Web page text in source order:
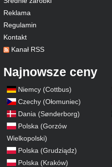
Reklama
Regulamin
Kontakt
Kanał RSS
Najnowsze ceny
Niemcy (Cottbus)
Czechy (Ołomuniec)
Dania (Sønderborg)
Polska (Gorzów
Wielkopolski)
Polska (Grudziądz)
Polska (Kraków)